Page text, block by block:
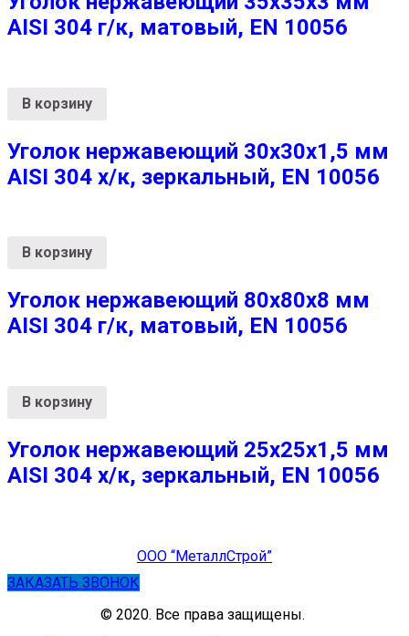
AISI 304 г/к, матовый, EN 10056
В корзину
Уголок нержавеющий 30х30х1,5 мм
AISI 304 х/к, зеркальный, EN 10056
В корзину
Уголок нержавеющий 80х80х8 мм
AISI 304 г/к, матовый, EN 10056
В корзину
Уголок нержавеющий 25х25х1,5 мм
AISI 304 х/к, зеркальный, EN 10056
ООО “МеталлСтрой”
ЗАКАЗАТЬ ЗВОНОК
© 2020. Все права защищены.